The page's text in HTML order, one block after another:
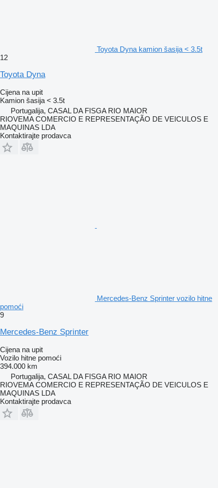
Toyota Dyna kamion šasija < 3.5t
12
Toyota Dyna
Cijena na upit
Kamion šasija < 3.5t
Portugalija, CASAL DA FISGA RIO MAIOR
RIOVEMA COMERCIO E REPRESENTAÇÃO DE VEICULOS E
MAQUINAS LDA
Kontaktirajte prodavca
Mercedes-Benz Sprinter vozilo hitne
pomoći
9
Mercedes-Benz Sprinter
Cijena na upit
Vozilo hitne pomoći
394.000 km
Portugalija, CASAL DA FISGA RIO MAIOR
RIOVEMA COMERCIO E REPRESENTAÇÃO DE VEICULOS E
MAQUINAS LDA
Kontaktirajte prodavca